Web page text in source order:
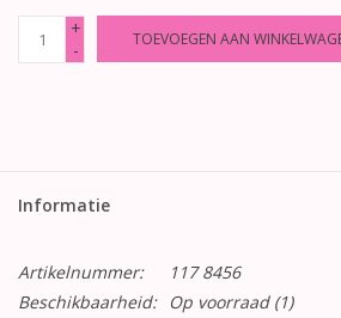
+
-
TOEVOEGEN AAN
Informatie
Artikelnummer:
117 8456
Beschikbaarheid:
Op voorraad(1)